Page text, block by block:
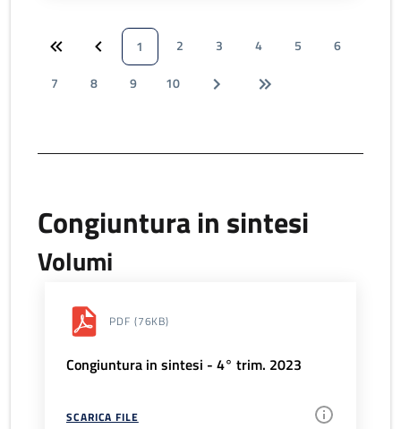
1 2 3 4 5
6
7
8 9 10
Congiuntura in sintesi
Volumi
PDF (76KB)
Congiuntura in sintesi - 4° trim. 2023
SCARICA FILE